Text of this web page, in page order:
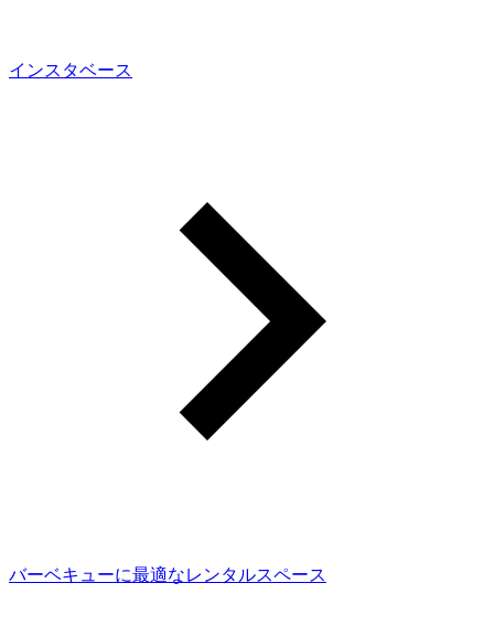
インスタベース
バーベキューに最適なレンタルスペース